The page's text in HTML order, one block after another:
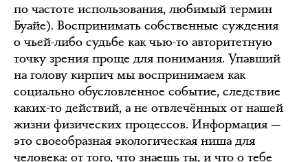
по частоте использования, любимый термин
Буайе). Воспринимать собственные суждения
о чьей-либо судьбе как чью-то авторитетную
точку зрения проще для понимания. Упавший
на голову кирпич мы воспринимаем как
социально обусловленное событие, следствие
каких-то действий, а не отвлечённых от нашей
жизни физических процессов. Информация —
это своеобразная экологическая ниша для
человека: от того, что знаешь ты, и что о тебе